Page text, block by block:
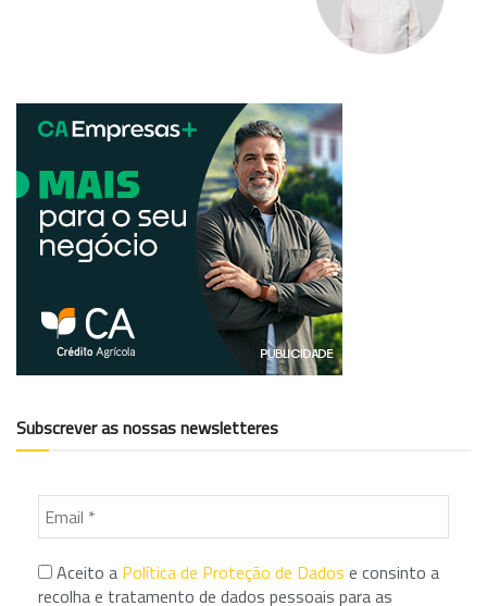
Subscrever as nossas newsletteres
Aceito a Política de Proteção de Dados e consinto a
recolha e tratamento de dados pessoais para as